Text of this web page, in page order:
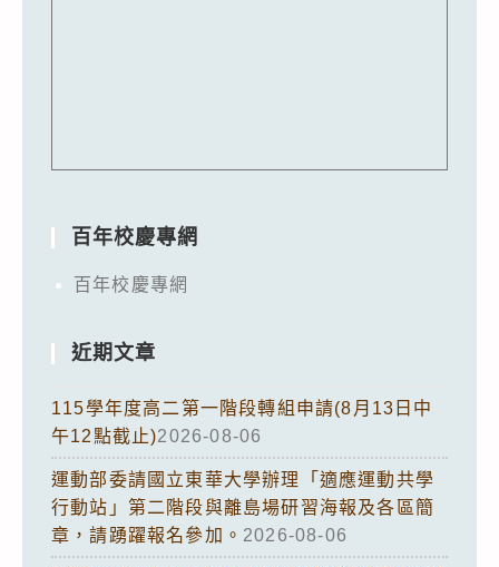
百年校慶專網
百年校慶專網
近期文章
115學年度高二第一階段轉組申請(8月13日中
午12點截止)2026-08-06
運動部委請國立東華大學辦理「適應運動共學
行動站」第二階段與離島場研習海報及各區簡
章，請踴躍報名參加。 2026-08-06